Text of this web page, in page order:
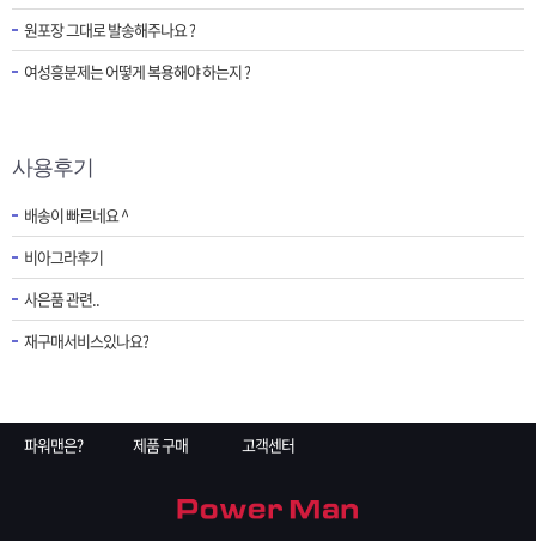
원포장 그대로 발송해주나요 ?
여성흥분제는 어떻게 복용해야 하는지 ?
사용후기
배송이 빠르네요 ^
비아그라후기
사은품 관련..
재구매서비스있나요?
파워맨은? 제품 구매 고객센터